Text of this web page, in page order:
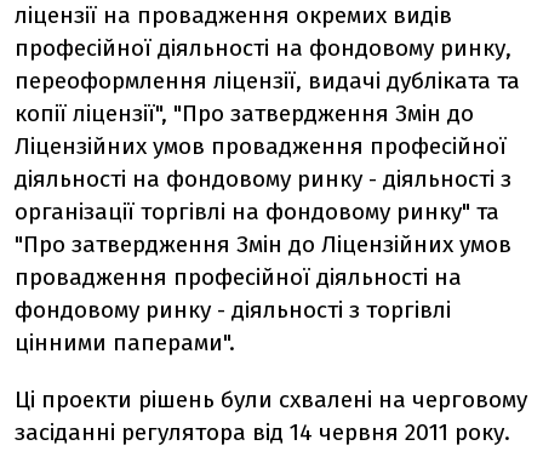
ліцензії на провадження окремих видів
професійної діяльності на фондовому ринку,
переоформлення ліцензії, видачі дубліката та
копії ліцензії", "Про затвердження Змін до
Ліцензійних умов провадження професійної
діяльності на фондовому ринку - діяльності з
організації торгівлі на фондовому ринку" та
"Про затвердження Змін до Ліцензійних умов
провадження професійної діяльності на
фондовому ринку - діяльності з торгівлі
цінними паперами".
Ці проекти рішень були схвалені на черговому
засіданні регулятора від 14 червня 2011 року.